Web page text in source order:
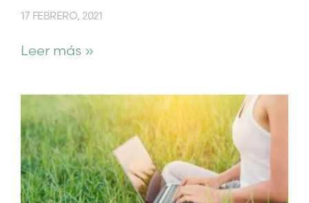
17 FEBRERO, 2021
Leer más »